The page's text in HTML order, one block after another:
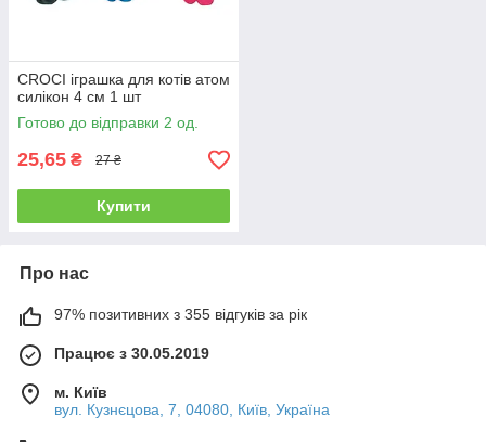
CROCI іграшка для котів атом
силікон 4 см 1 шт
Готово до відправки 2 од.
25,65 ₴ 27 ₴
Купити
Про нас
97% позитивних з 355 відгуків за рік
Працює з 30.05.2019
м. Київ
вул. Кузнєцова, 7, 04080, Київ, Україна